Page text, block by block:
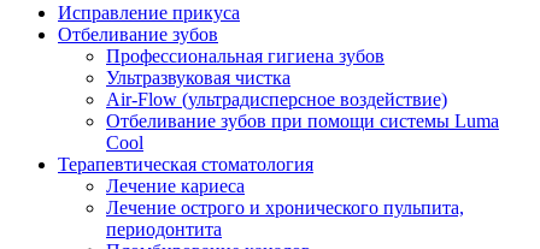
Исправление прикуса
Отбеливание зубов
Профессиональная гигиена зубов
Ультразвуковая чистка
Air-Flow (ультрадисперсное воздействие)
Отбеливание зубов при помощи системы Luma
Cool
Терапевтическая стоматология
Лечение кариеса
Лечение острого и хронического пульпита,
периодонтита